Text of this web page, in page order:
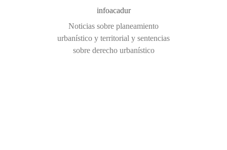
infoacadur
Noticias sobre planeamiento
urbanístico y territorial y sentencias
sobre derecho urbanístico